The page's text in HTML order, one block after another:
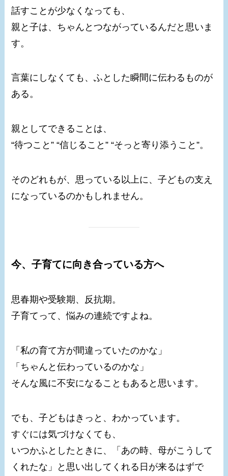
話すことが少なくなっても、
親と子は、ちゃんとつながっているんだと思いま
す。
言葉にしなくても、ふとした瞬間に伝わるものが
ある。
親としてできることは、
“待つこと” “信じること” “そっと寄り添うこと”。
そのどれもが、思っている以上に、子どもの支え
になっているのかもしれません。
今、子育てに向き合っている方へ
思春期や受験期、反抗期。
子育てって、悩みの連続ですよね。
「私の育て方が間違っていたのかな」
「ちゃんと伝わっているのかな」
そんな風に不安になることもあると思います。
でも、子どもはきっと、わかっています。
すぐには気づけなくても、
いつかふとしたときに、「あの時、母がこうして
くれたな」と思い出してくれる日が来るはずで